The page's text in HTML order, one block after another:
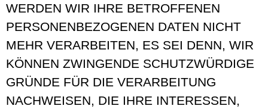
WERDEN WIR IHRE BETROFFENEN
PERSONENBEZOGENEN DATEN NICHT
MEHR VERARBEITEN, ES SEI DENN, WIR
KÖNNEN ZWINGENDE SCHUTZWÜRDIGE
GRÜNDE FÜR DIE VERARBEITUNG
NACHWEISEN, DIE IHRE INTERESSEN,